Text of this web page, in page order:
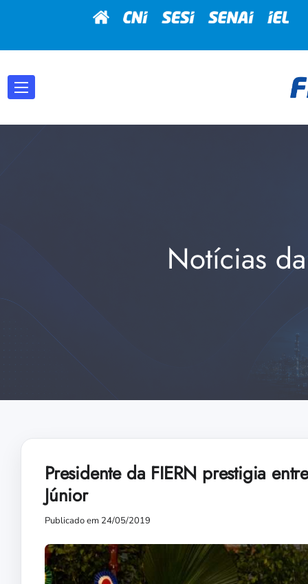
Notícias
Presidente da FIERN prestigia
Júnior
Publicado em 24/05/2019